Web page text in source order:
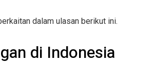
dalam ulasan berikut ini.
di Indonesia